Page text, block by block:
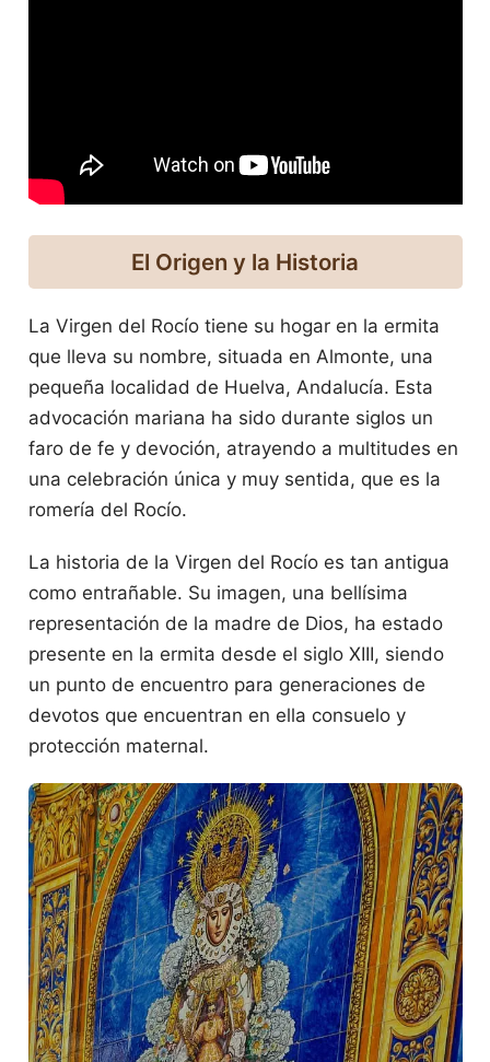
El Origen y la Historia
La Virgen del Rocío tiene su hogar en la ermita
que lleva su nombre, situada en Almonte, una
pequeña localidad de Huelva, Andalucía. Esta
advocación mariana ha sido durante siglos un
faro de fe y devoción, atrayendo a multitudes en
una celebración única y muy sentida, que es la
romería del Rocío.
La historia de la Virgen del Rocío es tan antigua
como entrañable. Su imagen, una bellísima
representación de la madre de Dios, ha estado
presente en la ermita desde el siglo XIII, siendo
un punto de encuentro para generaciones de
devotos que encuentran en ella consuelo y
protección maternal.